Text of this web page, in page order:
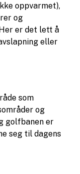
oppvarmet),
og
er det lett å
eller
som
og
golfbanen er
seg til dagens